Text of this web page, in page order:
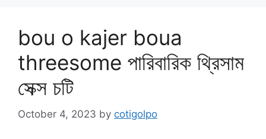
bou o kajer boua
threesome পারিবারিক থ্রিসাম
সেক্স চটি
October 4, 2023 by cotigolpo